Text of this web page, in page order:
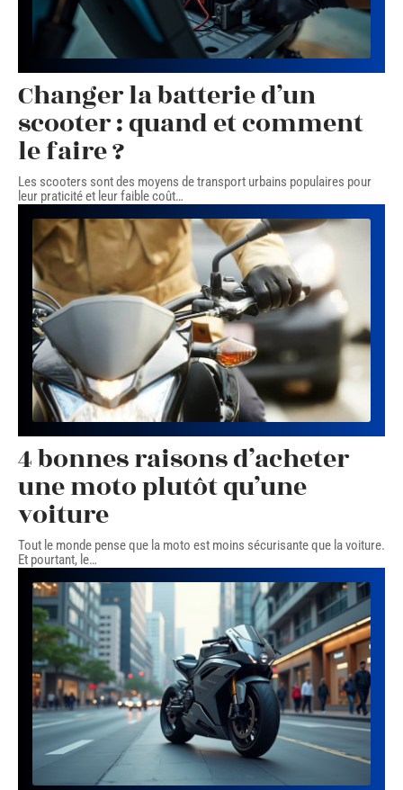
Changer la batterie d’un
scooter : quand et comment
le faire ?
Les scooters sont des moyens de transport urbains populaires pour
leur praticité et leur faible coût…
4 bonnes raisons d’acheter
une moto plutôt qu’une
voiture
Tout le monde pense que la moto est moins sécurisante que la voiture.
Et pourtant, le…